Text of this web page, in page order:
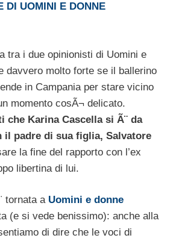
DI UOMINI E DONNE
tra i due opinionisti di Uomini e
davvero molto forte se il ballerino
in Campania per stare vicino
momento cosÃ¬ delicato.
che Karina Cascella si Ã¨ da
il padre di sua figlia, Salvatore
la fine del rapporto con l’ex
libertina di lui.
tornata a Uomini e donne
(e si vede benissimo): anche alla
di dire che le voci di